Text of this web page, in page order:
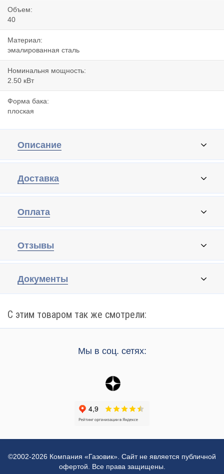
Объем:
40
Материал:
эмалированная сталь
Номинальня мощность:
2.50 кВт
Форма бака:
плоская
Описание
Доставка
Оплата
Отзывы
Документы
С этим товаром так же смотрели:
Мы в соц. сетях:
©2002-2026 Компания «Газовик». Сайт не является публичной
офертой. Все права защищены.